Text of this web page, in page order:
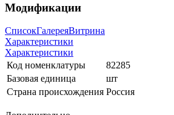
Модификации
СписокГалереяВитрина
Характеристики
Характеристики
Код номенклатуры
82285
Базовая единица
шт
Страна происхождения Россия